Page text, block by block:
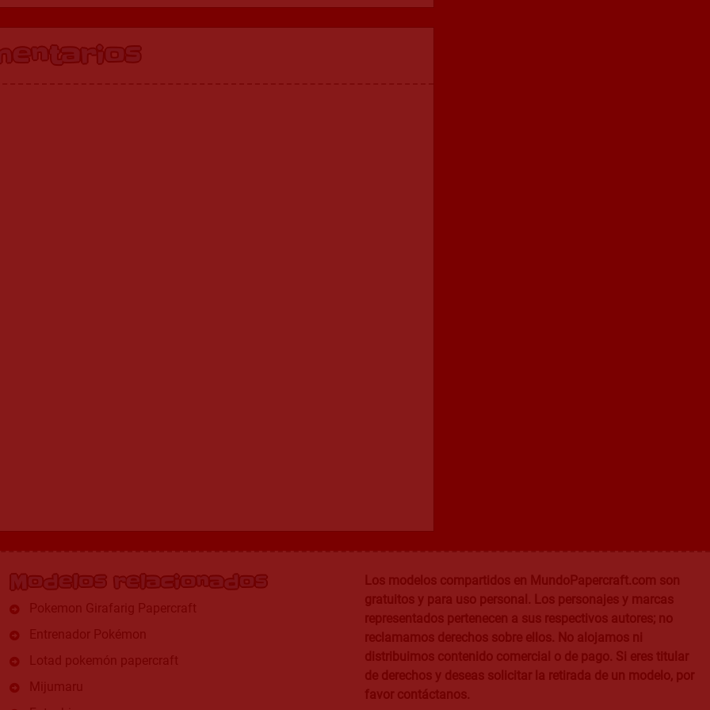
Modelos relacionados
Pokemon Girafarig Papercraft
Entrenador Pokémon
Lotad pokemón papercraft
Mijumaru
Los modelos compartidos en MundoPapercraft.com son
gratuitos y para uso personal. Los personajes y marcas
representados pertenecen a sus respectivos autores; no
reclamamos derechos sobre ellos. No alojamos ni
distribuimos contenido comercial o de pago. Si eres titular
de derechos y deseas solicitar la retirada de un modelo, por
favor contáctanos.